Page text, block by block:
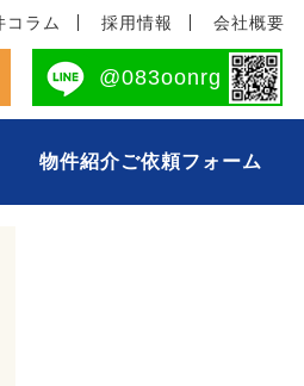
コラム 採用情報 会社概要
@083oonrg
物件紹介ご依頼フォーム